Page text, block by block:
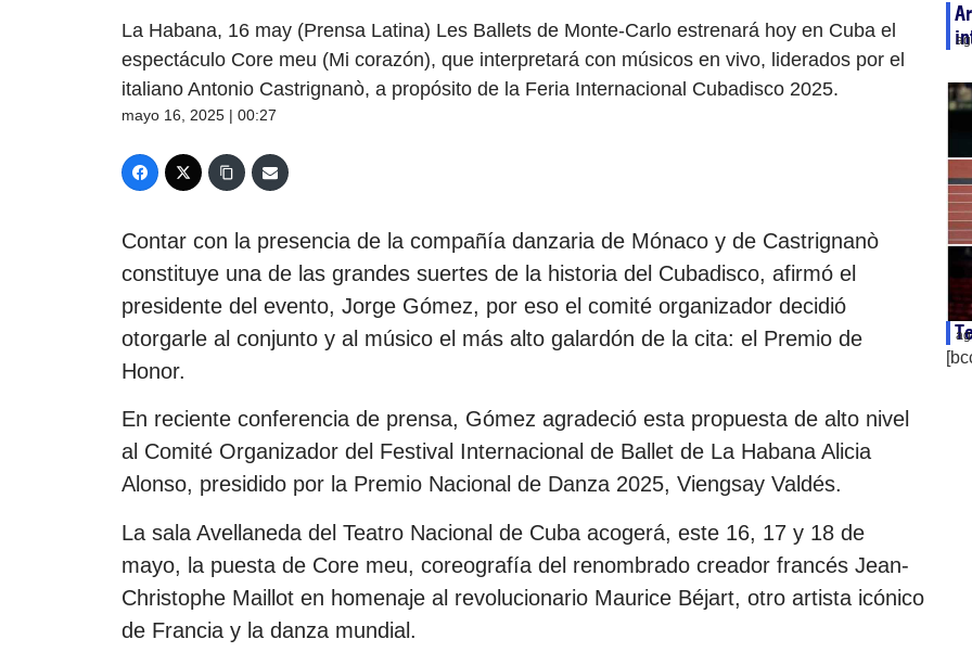
La Habana, 16 may (Prensa Latina) Les Ballets de Monte-Carlo estrenará hoy en Cuba el
espectáculo Core meu (Mi corazón), que interpretará con músicos en vivo, liderados por el
italiano Antonio Castrignanò, a propósito de la Feria Internacional Cubadisco 2025.
mayo 16, 2025 | 00:27
Contar con la presencia de la compañía danzaria de Mónaco y de Castrignanò
constituye una de las grandes suertes de la historia del Cubadisco, afirmó el
presidente del evento, Jorge Gómez, por eso el comité organizador decidió
otorgarle al conjunto y al músico el más alto galardón de la cita: el Premio de
Honor.
En reciente conferencia de prensa, Gómez agradeció esta propuesta de alto nivel
al Comité Organizador del Festival Internacional de Ballet de La Habana Alicia
Alonso, presidido por la Premio Nacional de Danza 2025, Viengsay Valdés.
La sala Avellaneda del Teatro Nacional de Cuba acogerá, este 16, 17 y 18 de
mayo, la puesta de Core meu, coreografía del renombrado creador francés Jean-
Christophe Maillot en homenaje al revolucionario Maurice Béjart, otro artista icónico
de Francia y la danza mundial.